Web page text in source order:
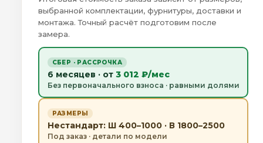
выбранной комплектации, фурнитуры, доставки и
монтажа. Точный расчёт подготовим после
замера.
СБЕР · РАССРОЧКА
6 месяцев · от 3 012 ₽/мес
Без первоначального взноса · равными долями
РАЗМЕРЫ
Нестандарт: Ш 400–1000 · В 1800–2500
Под заказ · детали по модели